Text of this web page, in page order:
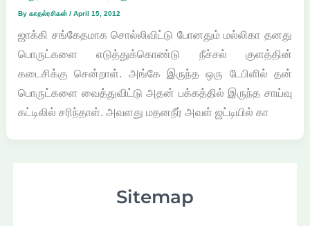
Byகாதல்ரசிகன்/April 15, 2012
ஜாக்கி சங்கேதமாக சொல்லிவிட்டு போனதும் மல்லிகா தனது
பொருட்களை எடுத்துக்கொண்டு நீச்சல் குளத்தின்
கடைசிக்கு சென்றாள். அங்கே இருந்த ஒரு டேபிளில் தன்
பொருட்களை வைத்துவிட்டு அதன் பக்கத்தில் இருந்த சாய்வு
கட்டிலில் சரிந்தாள். அவளது மதனநீர் அவள் ஜட்டியில் கா
Sitemap